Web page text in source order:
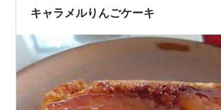
違う！ おたふく「お好み焼きこだわりセ
キャラメルりんごケーキ